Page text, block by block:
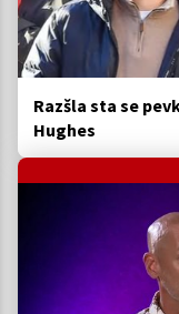
Razšla sta se
Hughes